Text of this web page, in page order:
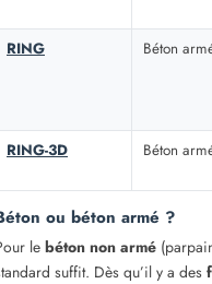
RING Béton
RING-3D Béton
ou béton armé ?
le béton non armé
suffit. Dès qu’il y a des